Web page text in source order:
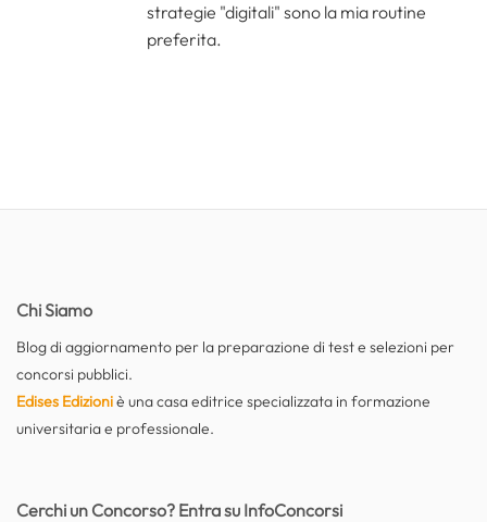
strategie "digitali" sono la mia routine
preferita.
Chi Siamo
Blog di aggiornamento per la preparazione di test e selezioni per
concorsi pubblici.
Edises Edizioniè una casa editrice specializzata in formazione
universitaria e professionale.
Cerchi un Concorso? Entra su InfoConcorsi